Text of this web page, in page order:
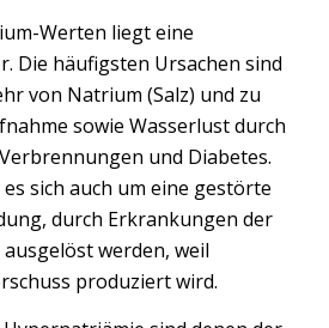
Werten liegt eine
Die häufigsten Ursachen sind
von Natrium (Salz) und zu
sowie Wasserlust durch
und Diabetes.
sich auch um eine gestörte
durch Erkrankungen der
werden, weil
produziert wird.